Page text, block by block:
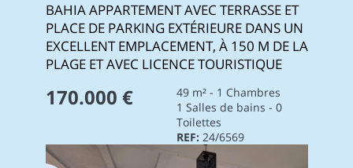
BAHIA APPARTEMENT AVEC TERRASSE ET
PLACE DE PARKING EXTÉRIEURE DANS UN
EXCELLENT EMPLACEMENT, À 150 M DE LA
PLAGE ET AVEC LICENCE TOURISTIQUE
170.000 €
49 m² - 1 Chambres
1 Salles de bains - 0
Toilettes
REF: 24/6569